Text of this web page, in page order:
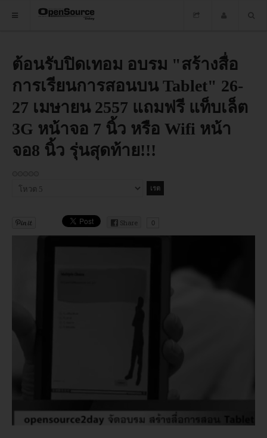
ซอฟต์แวร์
ข่าว
อบรม
DOWNLOAD
ต้อนรับปิดเทอม อบรม "สร้างสื่อ
การเรียนการสอนบน Tablet" 26-
27 เมษายน 2557 แถมฟรี แท็บเล็ต
3G หน้าจอ 7 นิ้ว หรือ Wifi หน้า
จอ8 นิ้ว รุ่นสุดท้าย!!!
กรุณา
Share
0